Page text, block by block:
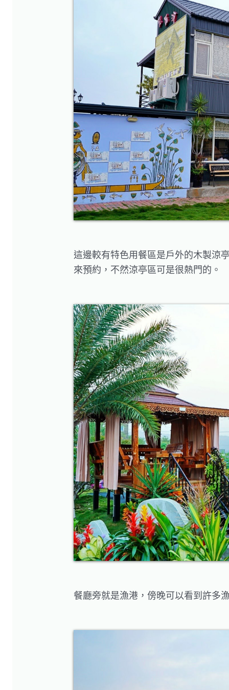
這邊較有特色用餐區是戶外的木製涼
來預約，不然涼亭區可是很熱門的。
餐廳旁就是漁港，傍晚可以看到許多